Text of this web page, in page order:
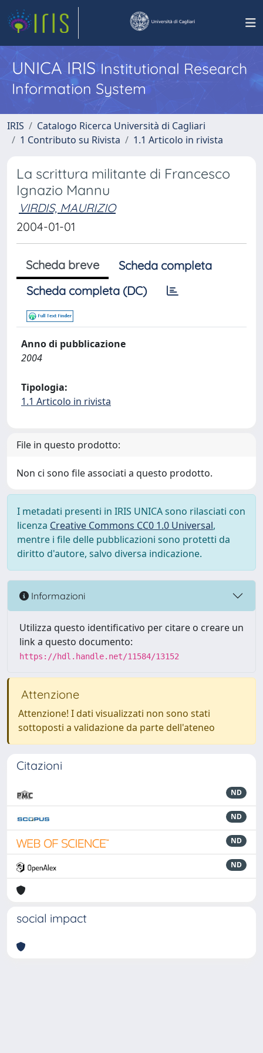
UNICA IRISInstitutional Research
Information System
IRIS
Catalogo Ricerca Università di Cagliari
1 Contributo su Rivista
1.1 Articolo in rivista
La scrittura militante di Francesco
Ignazio Mannu
VIRDIS, MAURIZIO
2004-01-01
Scheda breve
Scheda completa
Scheda completa (DC)
Anno di pubblicazione
2004
Tipologia:
1.1 Articolo in rivista
File in questo prodotto:
Non ci sono file associati a questo prodotto.
I metadati presenti in IRIS UNICA sono rilasciati con
licenza Creative Commons CC0 1.0 Universal,
mentre i file delle pubblicazioni sono protetti da
diritto d'autore, salvo diversa indicazione.
Informazioni
Utilizza questo identificativo per citare o creare un
link a questo documento:
https://hdl.handle.net/11584/13152
Attenzione
Attenzione! I dati visualizzati non sono stati
sottoposti a validazione da parte dell'ateneo
Citazioni
ND
ND
ND
ND
social impact